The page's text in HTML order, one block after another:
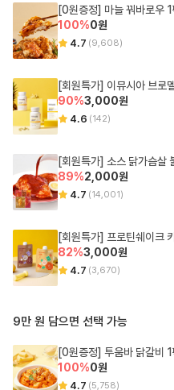
[0원증정] 마늘 꿔바로우 1
100%0원
4.7 (9,608)
[회원특가] 이뮤시아 브로
90%3,000원
4.6 (142)
[회원특가] 소스 닭가슴살
89%2,000원
4.7 (14,001)
[회원특가] 프로틴쉐이크
82%3,000원
4.7 (3,670)
9만 원 담으면 선택 가능
[0원증정] 투움바 닭갈비 1
100%0원
4.7 (5,758)